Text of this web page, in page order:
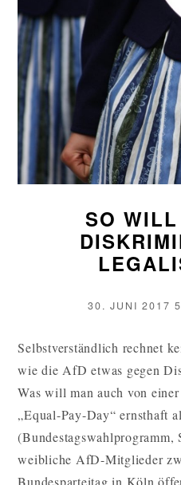
SO
30. JUNI 2017
Selbstverständlich rechnet
wie die AfD etwas gegen
Was will man auch von
„Equal-Pay-Day“ ernsthaft
(Bundestagswahlprogramm,
weibliche AfD-Mitglieder